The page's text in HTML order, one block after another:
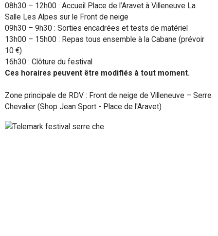
08h30 – 12h00 : Accueil Place de l’Aravet à Villeneuve La
Salle Les Alpes sur le Front de neige
09h30 – 9h30 : Sorties encadrées et tests de matériel
13h00 – 15h00 : Repas tous ensemble à la Cabane (prévoir
10 €)
16h30 : Clôture du festival
Ces horaires peuvent être modifiés à tout moment.
Zone principale de RDV : Front de neige de Villeneuve – Serre
Chevalier (Shop Jean Sport - Place de l'Aravet)